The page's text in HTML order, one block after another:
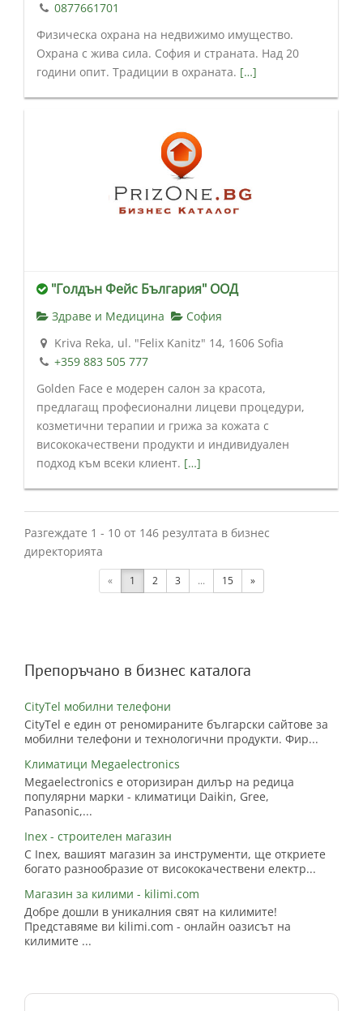
0877661701
Физическа охрана на недвижимо имущество.
Охрана с жива сила. София и страната. Над 20
години опит. Традиции в охраната. […]
"Голдън Фейс България" ООД
Здраве и Медицина
София
Kriva Reka, ul. "Felix Kanitz" 14, 1606 Sofia
+359 883 505 777
Golden Face е модерен салон за красота,
предлагащ професионални лицеви процедури,
козметични терапии и грижа за кожата с
висококачествени продукти и индивидуален
подход към всеки клиент. […]
Разгеждате 1 - 10 от 146 резултата в бизнес
директорията
« 1 2 3 ... 15 »
Препоръчано в бизнес каталога
CityTel мобилни телефони
CityTel е един от реномираните български сайтове за
мобилни телефони и технологични продукти. Фир...
Климатици Megaelectronics
Megaelectronics е оторизиран дилър на редица
популярни марки - климатици Daikin, Gree,
Panasonic,...
Inex - строителен магазин
С Inex, вашият магазин за инструменти, ще откриете
богато разнообразие от висококачествени електр...
Магазин за килими - kilimi.com
Добре дошли в уникалния свят на килимите!
Представяме ви kilimi.com - онлайн оазисът на
килимите ...